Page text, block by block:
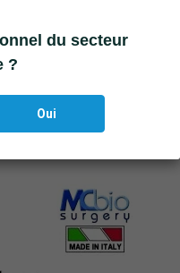
aussi
du secteur
?
Oui